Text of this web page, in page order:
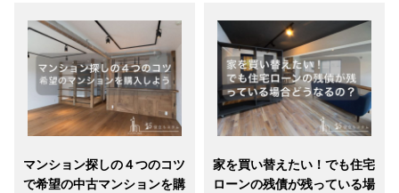
マンション探しの４つのコツ
で希望の中古マンションを購
家を買い替えたい！でも住宅
ローンの残債が残っている場